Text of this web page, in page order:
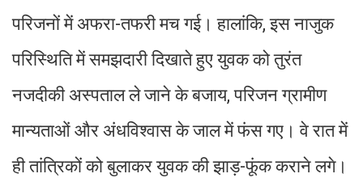
परिजनों में अफरा-तफरी मच गई। हालांकि, इस नाजुक
परिस्थिति में समझदारी दिखाते हुए युवक को तुरंत
नजदीकी अस्पताल ले जाने के बजाय, परिजन ग्रामीण
मान्यताओं और अंधविश्वास के जाल में फंस गए। वे रात में
ही तांत्रिकों को बुलाकर युवक की झाड़-फूंक कराने लगे।